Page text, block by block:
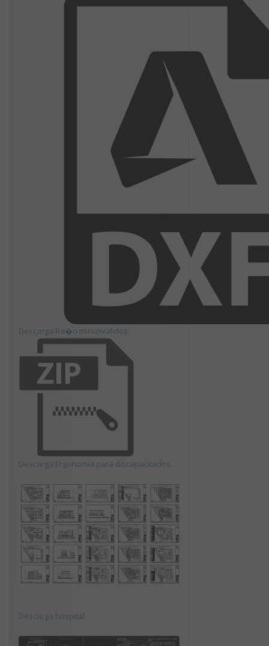
Descarga Ba�o minusvalidos.
Descarga Ergonomia para discapacitados.
Descarga hospital